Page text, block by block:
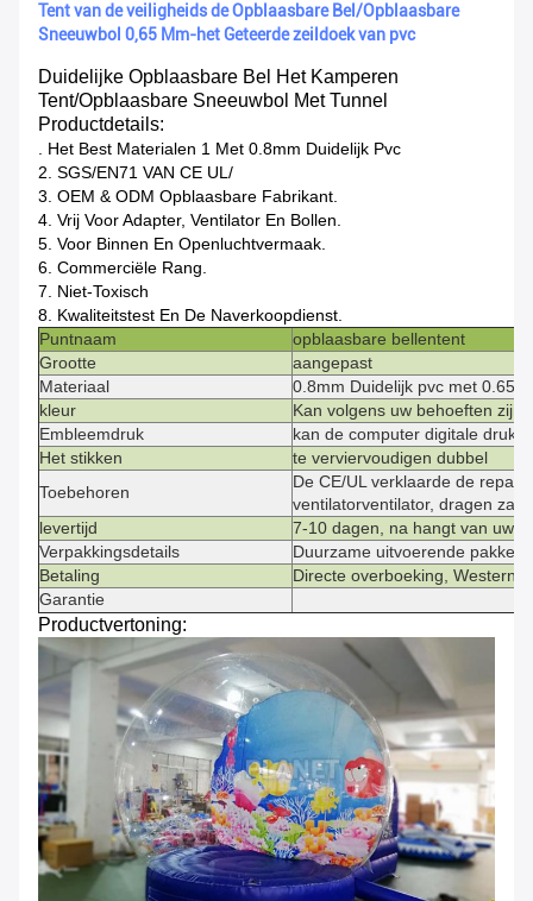
Tent van de veiligheids de Opblaasbare Bel/Opblaasbare
Sneeuwbol 0,65 Mm-het Geteerde zeildoek van pvc
Duidelijke Opblaasbare Bel Het Kamperen
Tent/Opblaasbare Sneeuwbol Met Tunnel
Productdetails:
. Het Best Materialen 1 Met 0.8mm Duidelijk Pvc
2. SGS/EN71 VAN CE UL/
3. OEM & ODM Opblaasbare Fabrikant.
4. Vrij Voor Adapter, Ventilator En Bollen.
5. Voor Binnen En Openluchtvermaak.
6. Commerciële Rang.
7. Niet-Toxisch
8. Kwaliteitstest En De Naverkoopdienst.
Puntnaam
opblaasbare bellentent
Grootte
aangepast
Materiaal
0.8mm Duidelijk pvc met
kleur
Kan volgens uw behoeften zijn
Embleemdruk
kan de computer digitale druk,
Het stikken
te verviervoudigen dubbel
Toebehoren
De CE/UL verklaarde de
ventilatorventilator, dragen
levertijd
7-10 dagen, na hangt van uw
Verpakkingsdetails
Duurzame uitvoerende
Betaling
Directe overboeking, Western
Garantie
Productvertoning: